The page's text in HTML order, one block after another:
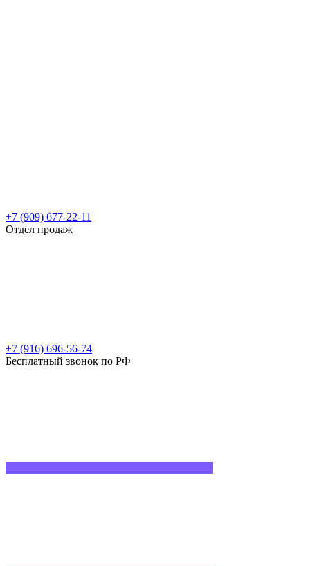
+7 (909) 677-22-11
Отдел продаж
+7 (916) 696-56-74
Бесплатный звонок по РФ